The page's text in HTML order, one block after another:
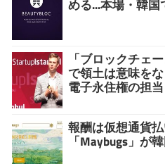
める...本場・韓
「ブロックチェ
で領土は意味を
電子永住権の担
報酬は仮想通貨
「Maybugs」が